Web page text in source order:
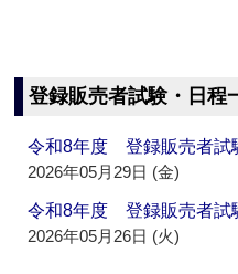
登録販売者試験・日程
令和8年度 登録販売者
2026年05月29日 (金)
令和8年度 登録販売者
2026年05月26日 (火)